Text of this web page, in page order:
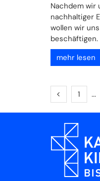
Nachdem wir
nachhaltiger
wollen wir
beschäftigen.
mehr lesen
Vorherige
Erste
1